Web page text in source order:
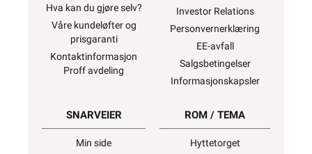
Hva kan du gjøre selv?
Våre kundeløfter og
prisgaranti
Kontaktinformasjon
Proff avdeling
Investor Relations
Personvernerklæring
EE-avfall
Salgsbetingelser
Informasjonskapsler
SNARVEIER
Min side
ROM / TEMA
Hyttetorget